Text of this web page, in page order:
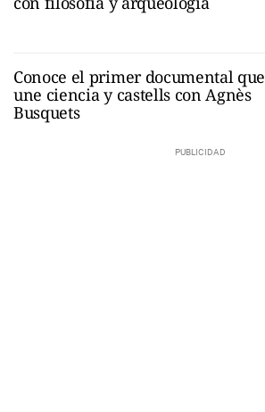
Conoce el primer documental que
une ciencia y castells con Agnès
Busquets